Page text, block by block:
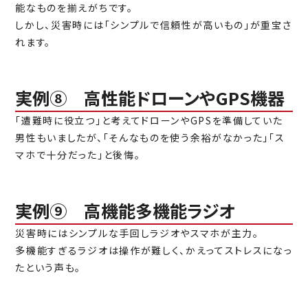
能なものを揃えがちです。
しかし、災害時には「シンプルで信頼性が高いもの」が重宝さ
れます。
実例⑧ 高性能ドローンやGPS機器
「遭難時に役立つ」と考えてドローンやGPSを準備していた
男性もいましたが、「そんなものを使う余裕がなかった」「ス
マホで十分だった」と後悔。
実例⑨ 高機能多機能ラジオ
災害時にはシンプルな手回しラジオやスマホが主力。
多機能すぎるラジオは操作が難しく、かえってストレスになっ
たという声も。